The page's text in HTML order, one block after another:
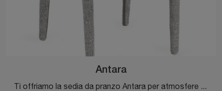
Antara
Ti offriamo la sedia da pranzo Antara per atmosfere moderne, tra le più esclusive Sedie fisse di Bizzotto.